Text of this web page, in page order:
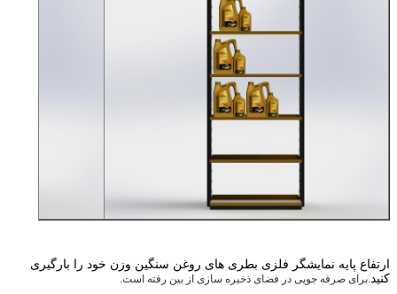
ارتفاع پایه نمایشگر فلزی بطری های روغن سنگین وزن خود را بارگیری
کنید.برای صرفه جویی در فضای ذخیره سازی از بین رفته است.